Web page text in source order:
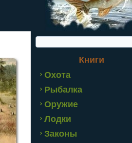
Книги
Охота
Рыбалка
Оружие
Лодки
Законы